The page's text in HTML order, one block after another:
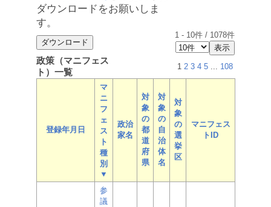
ダウンロードをお願いしま
す。
1 - 10件 / 1078件
政策（マニフェス
ト）一覧
1 2 3 4 5 ... 108
登録年月日
マ
ニ
フ
ェ
ス
ト
種
別
▼
政治
家名
対
象
の
都
道
府
県
対
象
の
自
治
体
名
対
象
の
選
挙
区
マニフェス
トID
参
議